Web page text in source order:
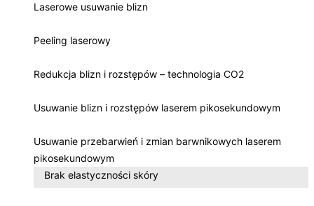
Laserowe usuwanie blizn
Peeling laserowy
Redukcja blizn i rozstępów – technologia CO2
Usuwanie blizn i rozstępów laserem pikosekundowym
Usuwanie przebarwień i zmian barwnikowych laserem
pikosekundowym
Brak elastyczności skóry